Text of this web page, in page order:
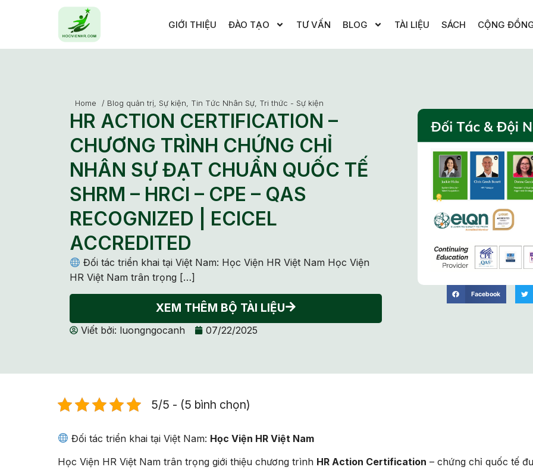
GIỚI THIỆU ĐÀO TẠO TƯ VẤN BLOG TÀI LIỆU SÁCH CỘNG
Home / Blog quản trị, Sự kiện, Tin Tức Nhân Sự, Tri thức - Sự kiện
HR ACTION CERTIFICATION –
CHƯƠNG TRÌNH CHỨNG CHỈ
NHÂN SỰ ĐẠT CHUẨN QUỐC TẾ
SHRM – HRCI – CPE – QAS
RECOGNIZED | ECICEL
ACCREDITED
Đối tác triển khai tại Việt Nam: Học Viện HR Việt Nam Học Viện
HR Việt Nam trân trọng […]
XEM THÊM BỘ TÀI LIỆU
Viết bởi: luongngocanh 07/22/2025
Facebook
5/5 - (5 bình chọn)
Đối tác triển khai tại Việt Nam: Học Viện HR Việt Nam
Học Viện HR Việt Nam trân trọng giới thiệu chương trình HR Action Certification – chứng chỉ quốc tế